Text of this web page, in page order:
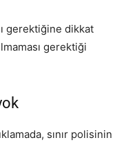
gerektiğine dikkat
gerektiği
sınır polisinin